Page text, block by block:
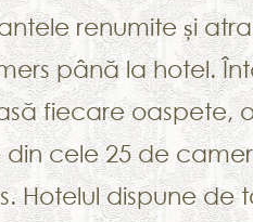
renumite și
până la hotel.
fiecare oaspete,
cele 25 de
Hotelul dispune de